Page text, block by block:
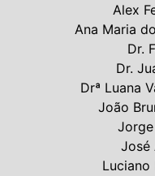
Alex
Ana Maria
Dr.
Dr.
Drª Luana
João
José
Luciano